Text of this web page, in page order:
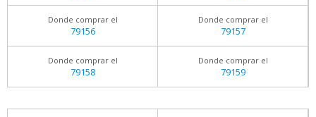
Donde comprar el
79156
Donde comprar el
79157
Donde comprar el
79158
Donde comprar el
79159